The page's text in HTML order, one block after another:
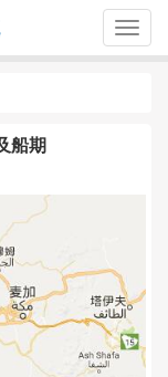
船期